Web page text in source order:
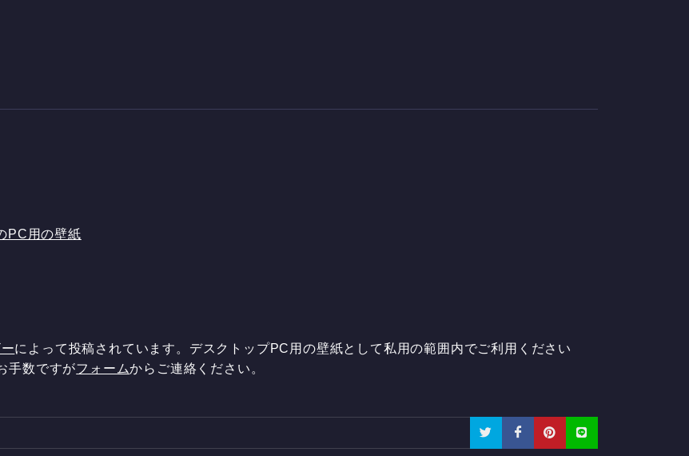
PC用の壁紙
によって投稿されています。デスクトップPC用の壁紙として私用の範囲内でご利用ください
手数ですがフォームからご連絡ください。